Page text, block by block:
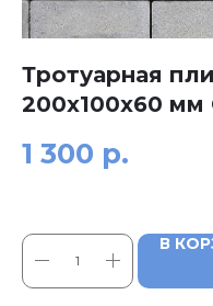
Тротуарная
200x100x60 мм
1 300 р.
В